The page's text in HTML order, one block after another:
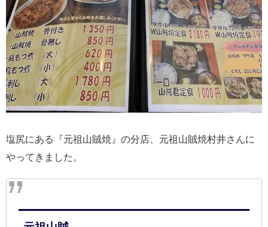
塩尻にある『元祖山賊焼』の分店、元祖山賊焼村井さんに
やってきました。